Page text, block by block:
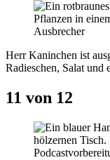
Ausbrecher
Herr Kaninchen ist
Radieschen, Salat
11 von 12